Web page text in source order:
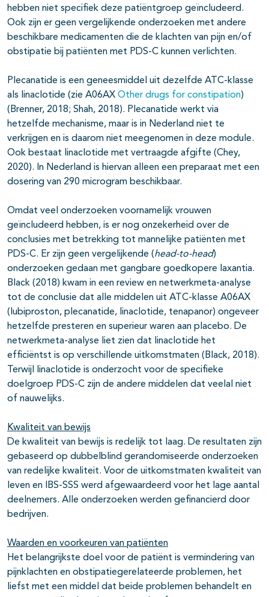
hebben niet specifiek deze patiëntgroep geïncludeerd.
Ook zijn er geen vergelijkende onderzoeken met andere
beschikbare medicamenten die de klachten van pijn en/of
obstipatie bij patiënten met PDS-C kunnen verlichten.
Plecanatide is een geneesmiddel uit dezelfde ATC-klasse
als linaclotide (zie A06AX Other drugs for constipation)
(Brenner, 2018; Shah, 2018). Plecanatide werkt via
hetzelfde mechanisme, maar is in Nederland niet te
verkrijgen en is daarom niet meegenomen in deze module.
Ook bestaat linaclotide met vertraagde afgifte (Chey,
2020). In Nederland is hiervan alleen een preparaat met een
dosering van 290 microgram beschikbaar.
Omdat veel onderzoeken voornamelijk vrouwen
geïncludeerd hebben, is er nog onzekerheid over de
conclusies met betrekking tot mannelijke patiënten met
PDS-C. Er zijn geen vergelijkende (head-to-head)
onderzoeken gedaan met gangbare goedkopere laxantia.
Black (2018) kwam in een review en netwerkmeta-analyse
tot de conclusie dat alle middelen uit ATC-klasse A06AX
(lubiproston, plecanatide, linaclotide, tenapanor) ongeveer
hetzelfde presteren en superieur waren aan placebo. De
netwerkmeta-analyse liet zien dat linaclotide het
efficiëntst is op verschillende uitkomstmaten (Black, 2018).
Terwijl linaclotide is onderzocht voor de specifieke
doelgroep PDS-C zijn de andere middelen dat veelal niet
of nauwelijks.
Kwaliteit van bewijs
De kwaliteit van bewijs is redelijk tot laag. De resultaten zijn
gebaseerd op dubbelblind gerandomiseerde onderzoeken
van redelijke kwaliteit. Voor de uitkomstmaten kwaliteit van
leven en IBS-SSS werd afgewaardeerd voor het lage aantal
deelnemers. Alle onderzoeken werden gefinancierd door
bedrijven.
Waarden en voorkeuren van patiënten
Het belangrijkste doel voor de patiënt is vermindering van
pijnklachten en obstipatiegerelateerde problemen, het
liefst met een middel dat beide problemen behandelt en